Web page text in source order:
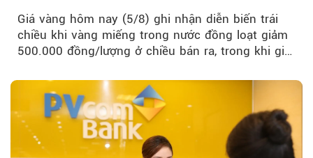
Giá vàng hôm nay (5/8) ghi nhận diễn biến trái
chiều khi vàng miếng trong nước đồng loạt giảm
500.000 đồng/lượng ở chiều bán ra, trong khi giá
thương hiệu.